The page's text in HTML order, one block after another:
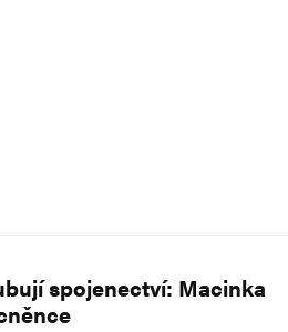
spojenectví: Macinka